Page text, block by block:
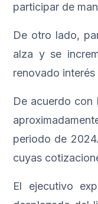
participar de
De otro lado,
alza y se
renovado
De acuerdo con
periodo de
cuyas
El ejecutivo